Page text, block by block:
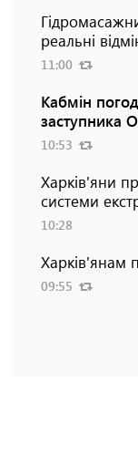
реальні
11:00
Кабмін
заступника
10:53
Харків'яни
системи
10:28
Харків'янам
09:55